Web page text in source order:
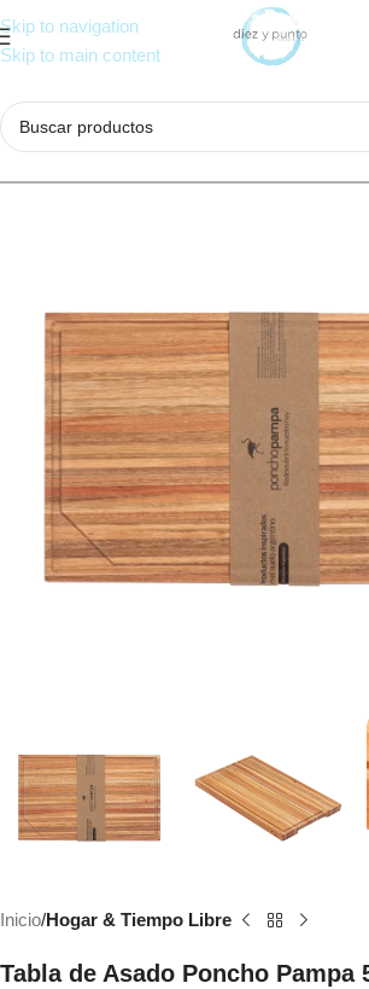
Skip to navigation
Skip to main content
Inicio Hogar & Tiempo Libre
Tabla de Asado Poncho Pampa